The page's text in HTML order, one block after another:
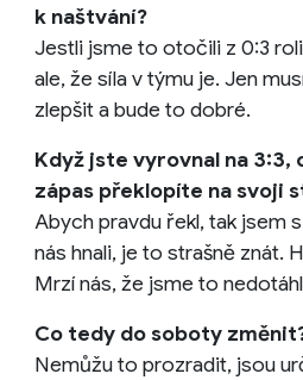
k naštvání?
Jestli jsme to otočili z 0:3
ale, že síla v týmu je. Jen
zlepšit a bude to dobré.
Když jste vyrovnal na 3:3,
zápas překlopíte na svoji
Abych pravdu řekl, tak jsem
nás hnali, je to strašně znát.
Mrzí nás, že jsme to
Co tedy do soboty
Nemůžu to prozradit, jsou